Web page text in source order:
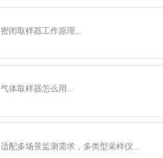
密闭取样器工作原理...
气体取样器怎么用...
适配多场景监测需求，多类型采样仪...